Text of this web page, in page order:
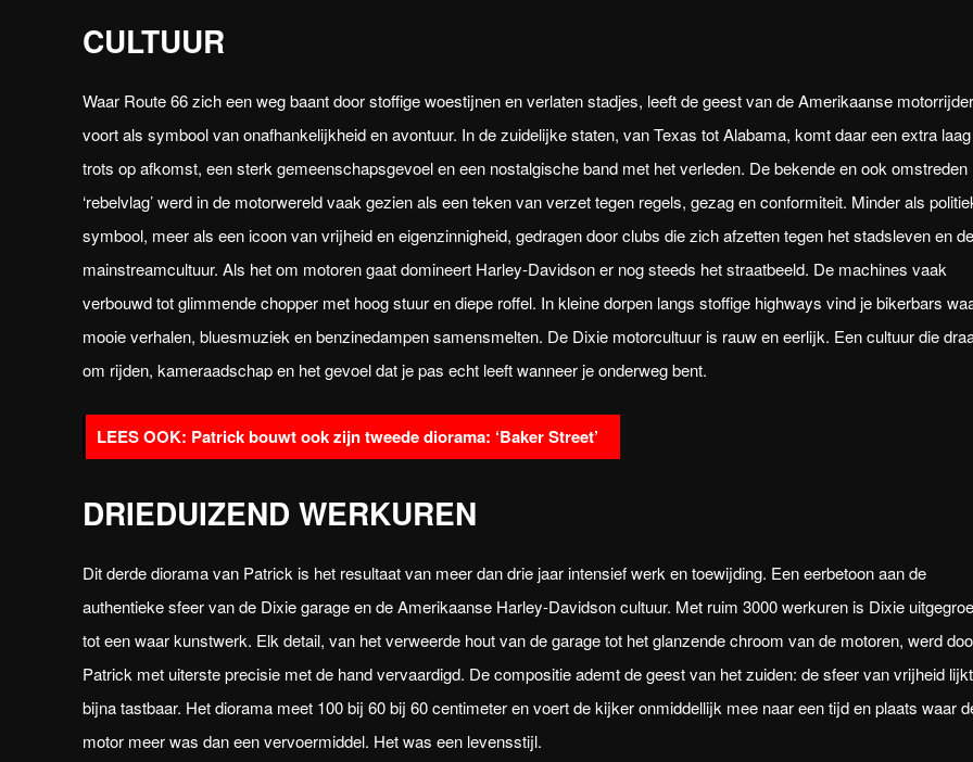
CULTUUR
Waar Route 66 zich een weg baant door stoffige woestijnen en verlaten stadjes, leeft de geest van de Amerikaanse motorrijder
voort als symbool van onafhankelijkheid en avontuur. In de zuidelijke staten, van Texas tot Alabama, komt daar een extra
trots op afkomst, een sterk gemeenschapsgevoel en een nostalgische band met het verleden. De bekende en ook omstreden
‘rebelvlag’ werd in de motorwereld vaak gezien als een teken van verzet tegen regels, gezag en conformiteit. Minder als
symbool, meer als een icoon van vrijheid en eigenzinnigheid, gedragen door clubs die zich afzetten tegen het stadsleven en de
mainstreamcultuur. Als het om motoren gaat domineert Harley-Davidson er nog steeds het straatbeeld. De machines vaak
verbouwd tot glimmende chopper met hoog stuur en diepe roffel. In kleine dorpen langs stoffige highways vind je bikerbars
mooie verhalen, bluesmuziek en benzinedampen samensmelten. De Dixie motorcultuur is rauw en eerlijk. Een cultuur die
om rijden, kameraadschap en het gevoel dat je pas echt leeft wanneer je onderweg bent.
Patrick bouwt ook zijn tweede diorama: ‘Baker Street’
DRIEDUIZEND WERKUREN
Dit derde diorama van Patrick is het resultaat van meer dan drie jaar intensief werk en toewijding. Een eerbetoon aan de
authentieke sfeer van de Dixie garage en de Amerikaanse Harley-Davidson cultuur. Met ruim 3000 werkuren is Dixie
tot een waar kunstwerk. Elk detail, van het verweerde hout van de garage tot het glanzende chroom van de motoren, werd
Patrick met uiterste precisie met de hand vervaardigd. De compositie ademt de geest van het zuiden: de sfeer van vrijheid lijkt
bijna tastbaar. Het diorama meet 100 bij 60 bij 60 centimeter en voert de kijker onmiddellijk mee naar een tijd en plaats waar
motor meer was dan een vervoermiddel. Het was een levensstijl.